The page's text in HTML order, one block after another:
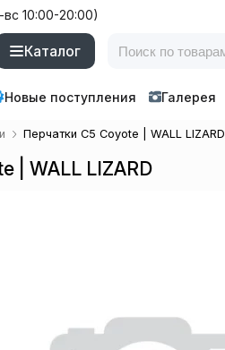
10:00-20:00)
Каталог
Новые поступления Галерея
Перчатки C5 Coyote | WALL LIZARD
| WALL LIZARD